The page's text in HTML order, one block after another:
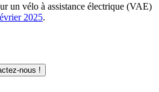
un vélo à assistance électrique (VAE)
2025.
nous !